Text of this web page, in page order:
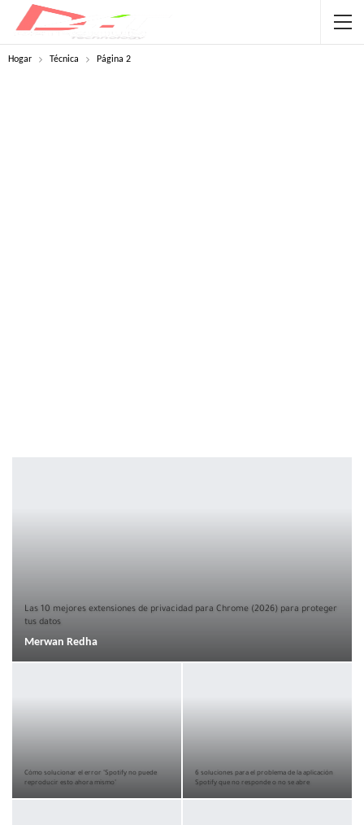
Hogar Técnica Página 2
Las 10 mejores extensiones de privacidad para Chrome (2026) para proteger
tus datos
Merwan Redha
Cómo solucionar el error "Spotify no puede
reproducir esto ahora mismo"
6 soluciones para el problema de la aplicación
Spotify que no responde o no se abre